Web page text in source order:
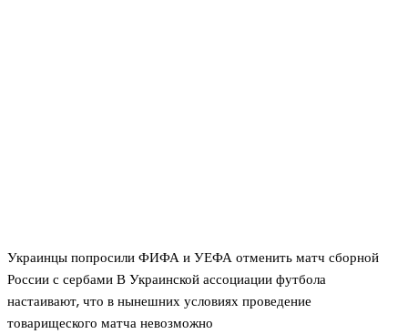
Украинцы попросили ФИФА и УЕФА отменить матч сборной
России с сербами В Украинской ассоциации футбола
настаивают, что в нынешних условиях проведение
товарищеского матча невозможно